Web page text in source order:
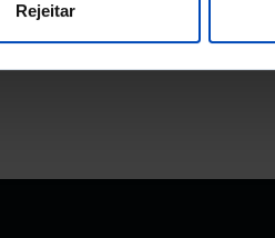
Rejeitar